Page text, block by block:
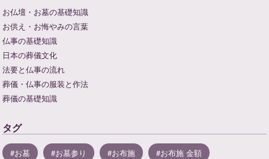
お仏壇・お墓の基礎知識
お供え・お悔やみの言葉
仏事の基礎知識
日本の葬儀文化
法要と仏事の流れ
葬儀・仏事の服装と作法
葬儀の基礎知識
タグ
お墓 お墓参り お布施 お布施 金額